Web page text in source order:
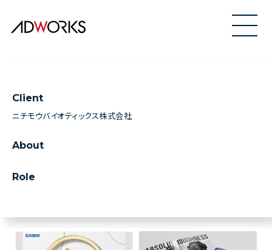
Client
ニチモウバイオティックス株式会社
About
Role